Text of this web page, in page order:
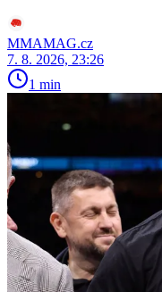
MMAMAG.cz
7. 8. 2026, 23:26
1 min